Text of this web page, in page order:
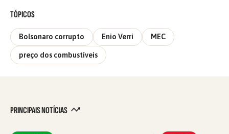
TÓPICOS
Bolsonaro corrupto Enio Verri MEC
preço dos combustíveis
PRINCIPAIS NOTÍCIAS